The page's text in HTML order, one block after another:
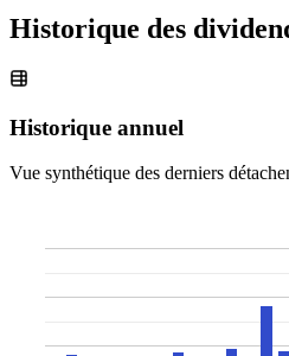
Historique des
Historique annuel
Vue synthétique des derniers